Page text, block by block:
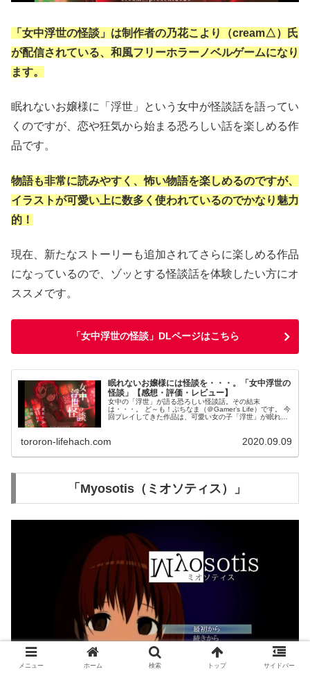
「女中浮世の怪談」は制作者の乃花こより（cream△）氏
が配信されている、和風フリーホラーノベルゲームになり
ます。
眠れないお嬢様に「浮世」という女中が怪談話を語ってい
くのですが、恋や狂気から始まる恐ろしい話を楽しめる作
品です。
物語も非常に読みやすく、怖い物語を楽しめるのですが、
イラストが可愛い上に数多く使われているのでかなり魅力
的！
現在、新たなストーリーも追加されてさらに楽しめる作品
になっているので、ゾッとする怪談話を体験したい方にオ
ススメです。
「女中浮世の怪談」DLページはこちら
眠れないお嬢様には怪談を・・・。「女中浮世の
怪談」【感想・評価・レビュー】
女中の「浮世」が語る恐ろしい怪談話。その結末
は・・・。 ど～も！ぷちなま（＠Gamer’s Life）です。 今
回プレイしてきた作品は、可愛い女の子「浮世」が眠れな
tororon-lifehach.com 2020.09.09
「Myosotis（ミオソティス）」
メニュー ホーム 検索 トップ サイドバー